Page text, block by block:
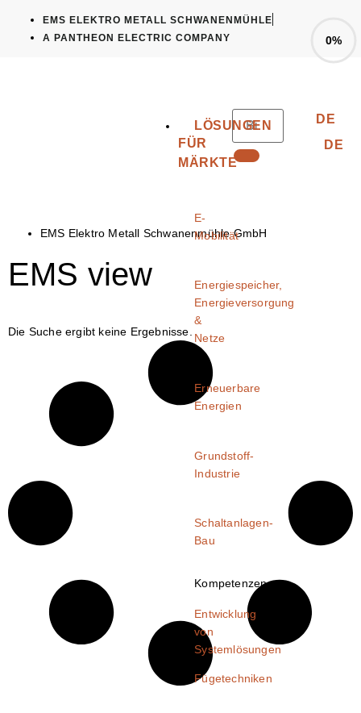
EMS ELEKTRO METALL SCHWANENMÜHLE
A PANTHEON ELECTRIC COMPANY
LÖSUNGEN
FÜR
MÄRKTE
E-
Mobilität
Energiespeicher,
Energieversorgung
&
Netze
Erneuerbare
Energien
Grundstoff-
Industrie
Schaltanlagen-
Bau
Kompetenzen
Entwicklung
von
Systemlösungen
Fügetechniken
DE
DE
EMS Elektro Metall Schwanenmühle GmbH
EMS view
Die Suche ergibt keine Ergebnisse.
0%